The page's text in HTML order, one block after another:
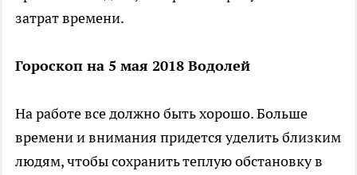
затрат времени.
Гороскоп на 5 мая 2018 Водолей
На работе все должно быть хорошо. Больше
времени и внимания придется уделить близким
людям, чтобы сохранить теплую обстановку в